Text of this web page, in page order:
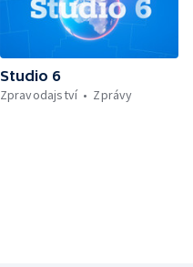
Studio 6
Zpravodajství
Zprávy